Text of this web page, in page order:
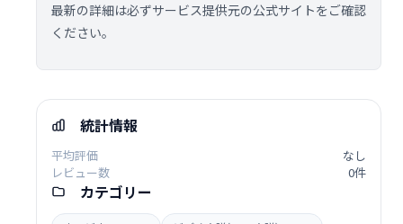
最新の詳細は必ずサービス提供元の公式サイトをご確認
ください。
統計情報
平均評価
なし
レビュー数
0件
カテゴリー